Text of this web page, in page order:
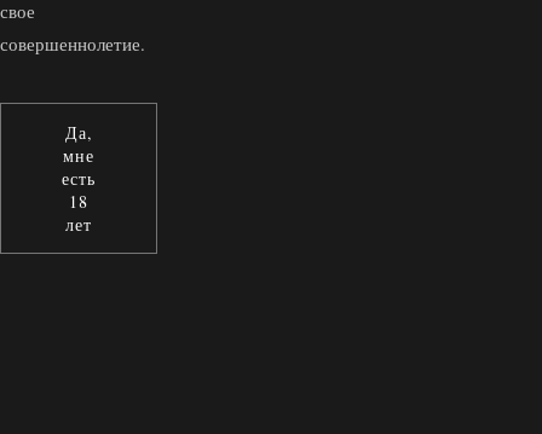
свое
совершеннолетие.
Да,
мне
есть
18
лет